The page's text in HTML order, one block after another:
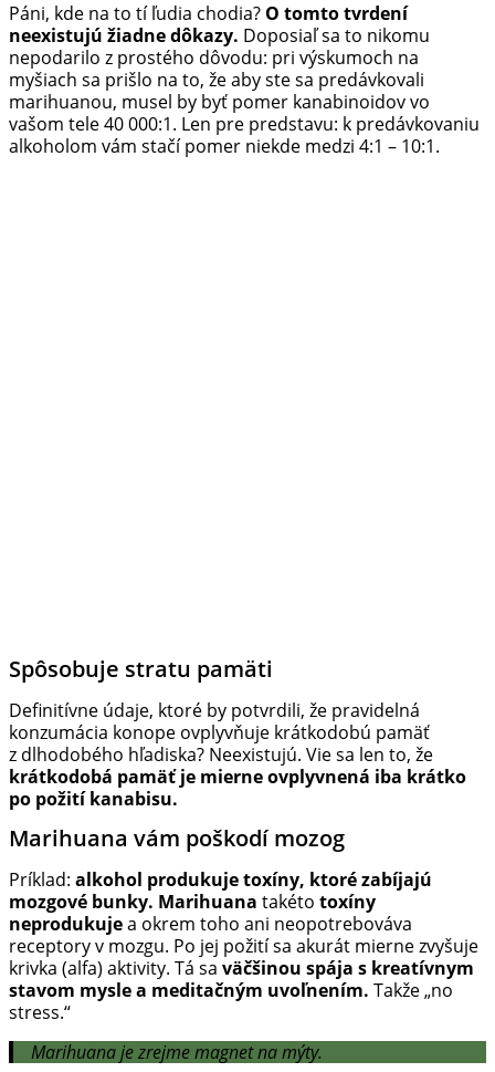
Páni, kde na to tí ľudia chodia? O tomto tvrdení
neexistujú žiadne dôkazy. Doposiaľ sa to nikomu
nepodarilo z prostého dôvodu: pri výskumoch na
myšiach sa prišlo na to, že aby ste sa predávkovali
marihuanou, musel by byť pomer kanabinoidov vo
vašom tele 40 000:1. Len pre predstavu: k predávkovaniu
alkoholom vám stačí pomer niekde medzi 4:1 – 10:1.
Spôsobuje stratu pamäti
Definitívne údaje, ktoré by potvrdili, že pravidelná
konzumácia konope ovplyvňuje krátkodobú pamäť
z dlhodobého hľadiska? Neexistujú. Vie sa len to, že
krátkodobá pamäť je mierne ovplyvnená iba krátko
po požití kanabisu.
Marihuana vám poškodí mozog
Príklad: alkohol produkuje toxíny, ktoré zabíjajú
mozgové bunky. Marihuana takéto toxíny
neprodukujea okrem toho ani neopotrebováva
receptory v mozgu. Po jej požití sa akurát mierne zvyšuje
krivka (alfa) aktivity. Tá sa väčšinou spája s kreatívnym
stavom mysle a meditačným uvoľnením. Takže „no
stress.“
Marihuana je zrejme magnet na mýty.